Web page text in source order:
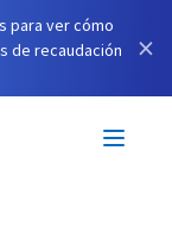
para ver cómo
de recaudación
×